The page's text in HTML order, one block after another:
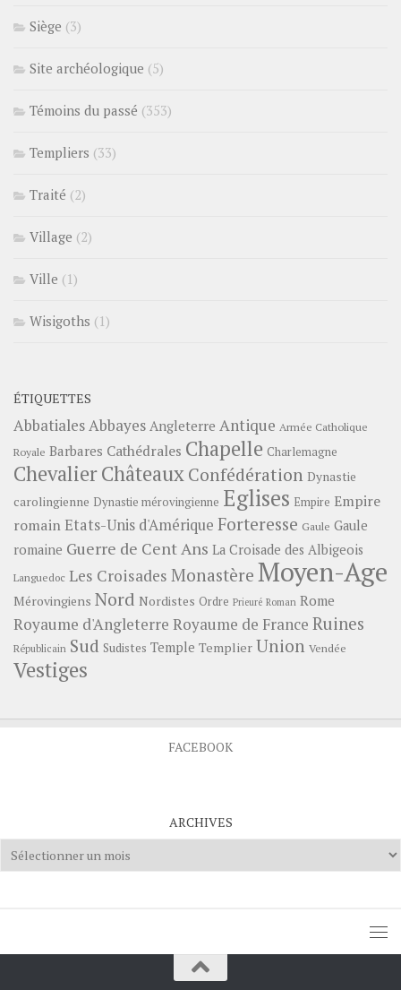
Siège (3)
Site archéologique (5)
Témoins du passé (353)
Templiers (33)
Traité (2)
Village (2)
Ville (1)
Wisigoths (1)
ÉTIQUETTES
AbbatialesAbbayes Angleterre Antique Armée Catholique
Royale Barbares Cathédrales Chapelle Charlemagne
ChevalierChâteauxConfédération Dynastie
carolingienne Dynastie mérovingienne Eglises Empire Empire
romainEtats-Unis d'Amérique Forteresse Gaule Gaule
romaine Guerre de Cent Ans La Croisade des Albigeois
Languedoc Les Croisades Monastère Moyen-Age
Mérovingiens Nord Nordistes Ordre Prieuré Roman Rome
Royaume d'Angleterre Royaume de France Ruines
Républicain Sud Sudistes Temple Templier Union Vendée
Vestiges
FACEBOOK
ARCHIVES
Archives